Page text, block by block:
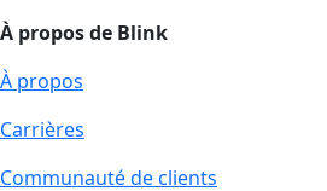
À propos de Blink
À propos
Carrières
Communauté de clients